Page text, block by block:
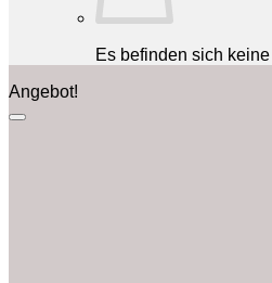
Es befinden sich
Angebot!